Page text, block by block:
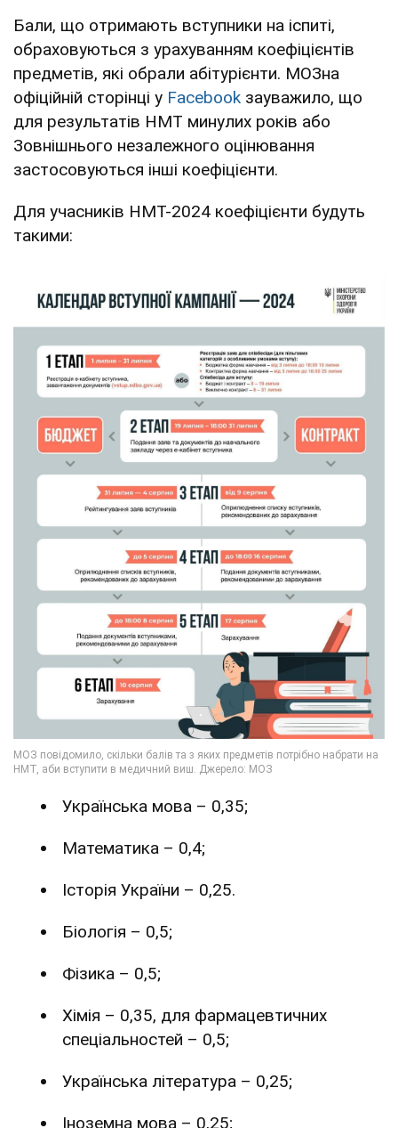
Бали, що отримають вступники на іспиті,
обраховуються з урахуванням коефіцієнтів
предметів, які обрали абітурієнти. МОЗна
офіційній сторінці у Facebook зауважило, що
для результатів НМТ минулих років або
Зовнішнього незалежного оцінювання
застосовуються інші коефіцієнти.
Для учасників НМТ-2024 коефіцієнти будуть
такими:
Українська мова – 0,35;
Математика – 0,4;
Історія України – 0,25.
Біологія – 0,5;
Фізика – 0,5;
Хімія – 0,35, для фармацевтичних
спеціальностей – 0,5;
Українська література – 0,25;
Іноземна мова – 0,25;